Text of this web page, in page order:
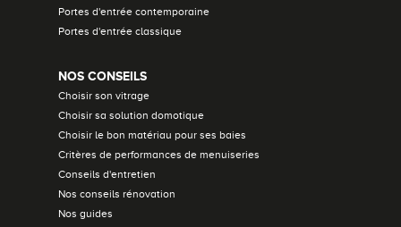
Portes d'entrée contemporaine
Portes d'entrée classique
NOS CONSEILS
Choisir son vitrage
Choisir sa solution domotique
Choisir le bon matériau pour ses baies
Critères de performances de menuiseries
Conseils d'entretien
Nos conseils rénovation
Nos guides